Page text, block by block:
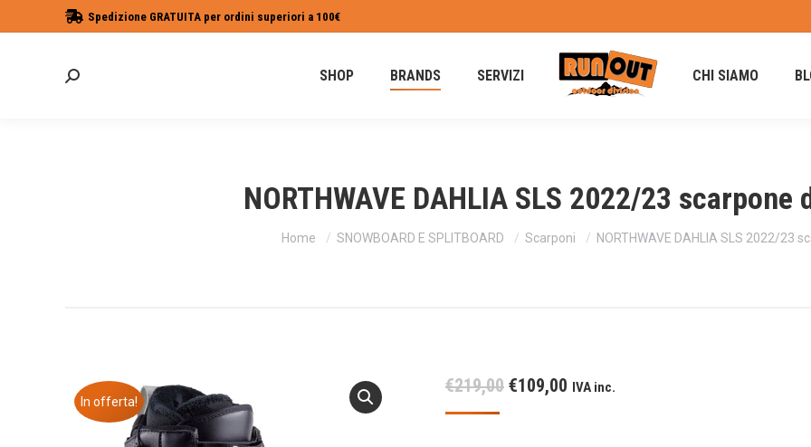
Spedizione GRATUITA per ordini superiori a 100€
SHOP BRANDS SERVIZI
Cerca: CHI SIAMO
NORTHWAVE DAHLIA SLS 2022/23 scarpone
Tu sei qui:
Home SNOWBOARD E SPLITBOARD Scarponi NORTHWAVE DAHLIA SLS 2022/23
In offerta!
€219,00 Il
€109,00 IlIVA inc.